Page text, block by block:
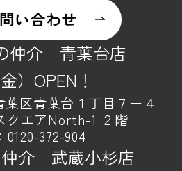
仲介 青葉台店
）OPEN！
区青葉台１丁目７ー４
クエアNorth-1 ２階
0120-372-904
介 武蔵小杉店